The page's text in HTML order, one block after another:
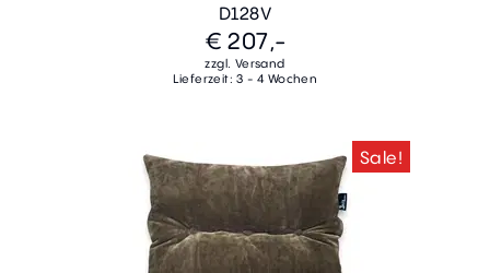
D128V
€ 207,-
zzgl. Versand
Lieferzeit: 3 - 4 Wochen
Sale!